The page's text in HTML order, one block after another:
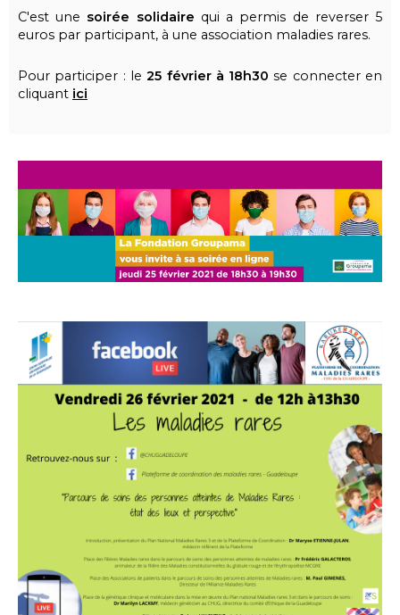
C'est une soirée solidaire qui a permis de reverser 5
euros par participant, à une association maladies rares.
Pour participer : le25 février à 18h30 se connecter en
cliquant ici